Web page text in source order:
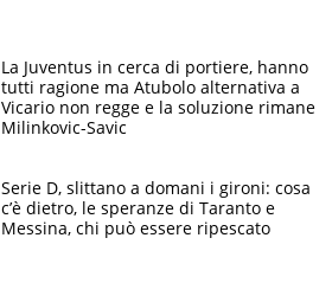
La Juventus in cerca di portiere, hanno
tutti ragione ma Atubolo alternativa a
Vicario non regge e la soluzione rimane
Milinkovic-Savic
Serie D, slittano a domani i gironi: cosa
c’è dietro, le speranze di Taranto e
Messina, chi può essere ripescato